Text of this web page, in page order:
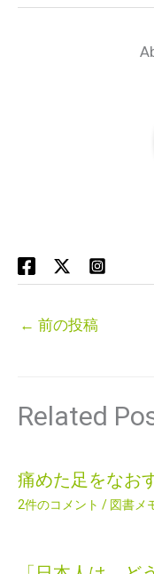
← 前の投稿
Related
痛めた足をなお
2件のコメント / 図書メ